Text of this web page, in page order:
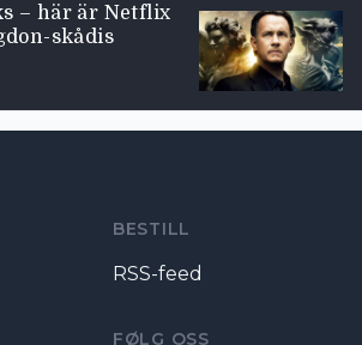
– här är Netflix
skådis
BESTILL
RSS-feed
FØLG OSS